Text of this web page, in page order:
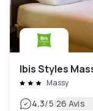
Ibis Styles
Massy
4.3/5|26 Avis